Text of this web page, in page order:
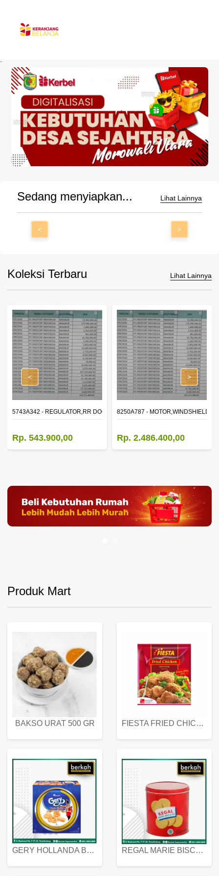
`
Sedang menyiapkan... Lihat Lainnya
< >
Koleksi Terbaru Lihat Lainnya
WINDOW,LH
5743A342 - REGULATOR,RR DOOR WINDOW,RH
Rp. 543.900,00
8250A787 - MOTOR,WINDSHIELD
Rp. 2.486.400,00
< >
Produk Mart
BAKSO URAT 500 GR FIESTA FRIED CHICKEN 500 GR
GERY HOLLANDA BUTTER COOKIES 450 GRAM REGAL MARIE BISCUIT KALENG 550 GRAM